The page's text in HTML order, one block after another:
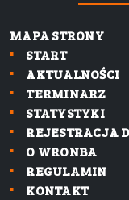
MAPA STRONY
START
AKTUALNOŚCI
TERMINARZ
STATYSTYKI
REJESTRACJA
O WRONBA
REGULAMIN
KONTAKT